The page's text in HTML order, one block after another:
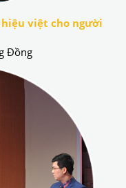
việt cho người
Đồng